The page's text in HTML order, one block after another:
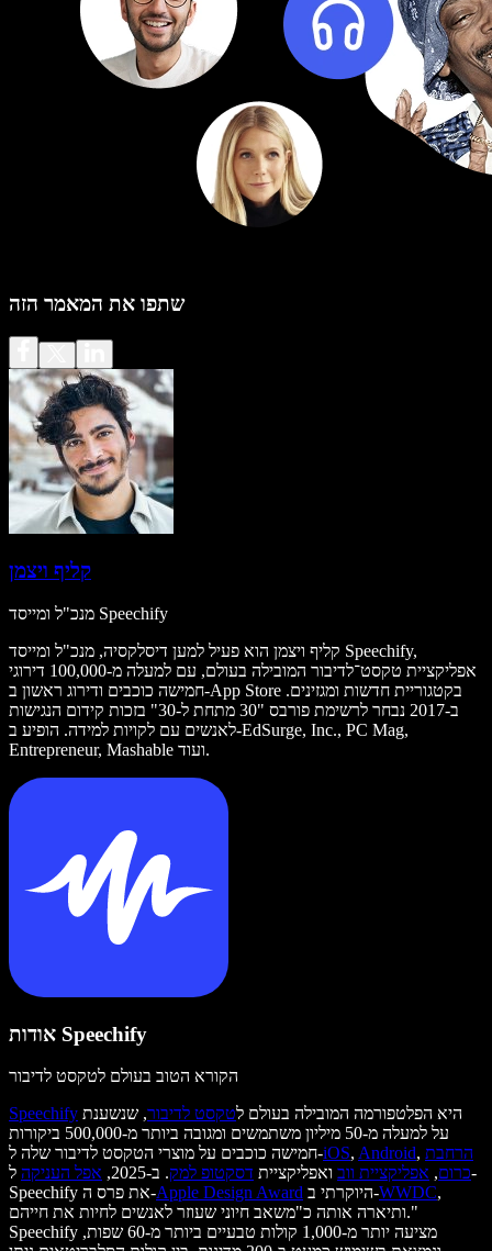
שתפו את המאמר הזה
קליף ויצמן
מנכ"ל ומייסד Speechify
קליף ויצמן הוא פעיל למען דיסלקסיה, מנכ"ל ומייסד Speechify,
אפליקציית טקסט־לדיבור המובילה בעולם, עם למעלה מ-100,000 דירוגי
חמישה כוכבים ודירוג ראשון ב-App Store בקטגוריית חדשות ומגזינים.
ב-2017 נבחר לרשימת פורבס "30 מתחת ל-30" בזכות קידום הנגישות
לאנשים עם לקויות למידה. הופיע ב-EdSurge, Inc., PC Mag,
Entrepreneur, Mashable ועוד.
אודות Speechify
הקורא הטוב בעולם לטקסט לדיבור
Speechify
היא הפלטפורמה המובילה בעולם לטקסט לדיבור, שנשענת
על למעלה מ-50 מיליון משתמשים ומגובה ביותר מ-500,000 ביקורות
חמישה כוכבים על מוצרי הטקסט לדיבור שלה ל-iOS, Android, הרחבת
כרום, אפליקציית ווב ואפליקציית דסקטופ למק. ב-2025, אפל העניקה ל-
Speechify את פרס ה-Apple Design Award היוקרתי ב-WWDC,
ותיארה אותה כ"משאב חיוני שעוזר לאנשים לחיות את חייהם."
Speechify מציעה יותר מ-1,000 קולות טבעיים ביותר מ-60 שפות,